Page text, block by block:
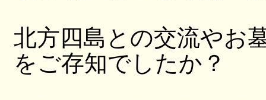
北方四島との交流やお
をご存知でしたか？